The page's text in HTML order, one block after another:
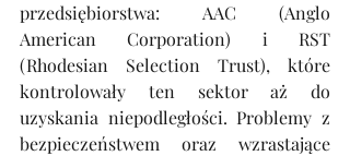
przedsiębiorstwa: AAC (Anglo
American Corporation) i RST
(Rhodesian Selection Trust), które
kontrolowały ten sektor aż do
uzyskania niepodległości. Problemy z
bezpieczeństwem oraz wzrastające